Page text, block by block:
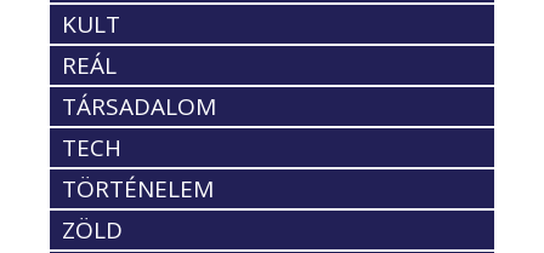
KULT
REÁL
TÁRSADALOM
TECH
TÖRTÉNELEM
ZÖLD